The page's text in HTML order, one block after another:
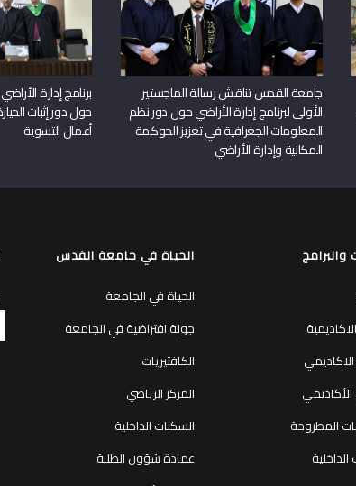
جامعة القدس تناقش رسالة الماجستير
الأولى لبرنامج إدارة الأراضي حول دور نظم
المعلومات الجغرافية في تعزيز الحوكمة
المكانية وإدارة الأراضي
برنامج إدارة
حول دور إثبات
أعمال التسوية
والبرامج
الأكاديمي
المطروحة
الحياة في جامعة القدس
الحياة في الجامعة
جولة افتراضية في الجامعة
الكافتيريات
المركز الرياضي
السكنات الداخلية
عمادة شؤون الطلبة